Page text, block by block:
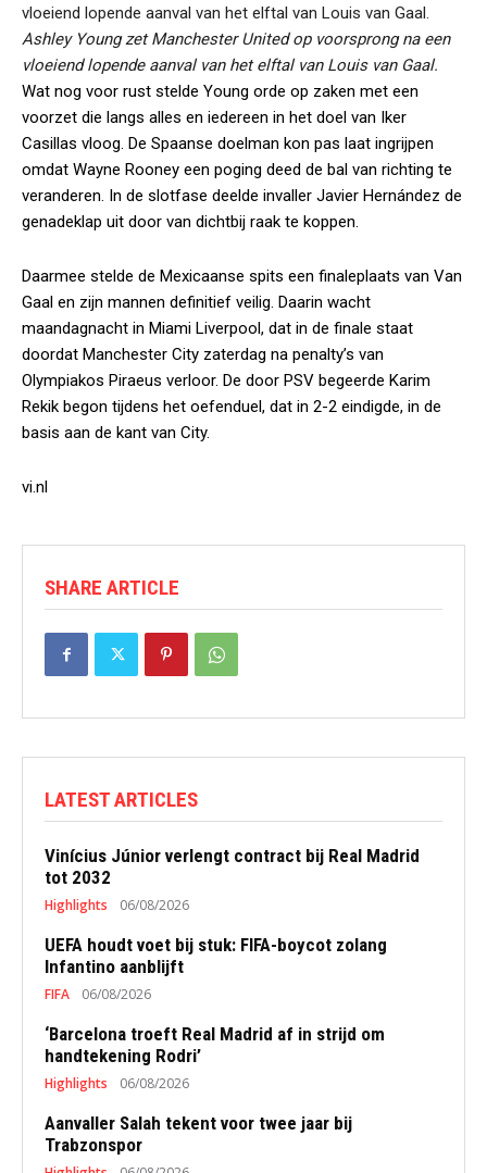
Ashley Young zet Manchester United op voorsprong na een
vloeiend lopende aanval van het elftal van Louis van Gaal.
Wat nog voor rust stelde Young orde op zaken met een
voorzet die langs alles en iedereen in het doel van Iker
Casillas vloog. De Spaanse doelman kon pas laat ingrijpen
omdat Wayne Rooney een poging deed de bal van richting te
veranderen. In de slotfase deelde invaller Javier Hernández de
genadeklap uit door van dichtbij raak te koppen.
Daarmee stelde de Mexicaanse spits een finaleplaats van Van
Gaal en zijn mannen definitief veilig. Daarin wacht
maandagnacht in Miami Liverpool, dat in de finale staat
doordat Manchester City zaterdag na penalty’s van
Olympiakos Piraeus verloor. De door PSV begeerde Karim
Rekik begon tijdens het oefenduel, dat in 2-2 eindigde, in de
basis aan de kant van City.
vi.nl
SHARE ARTICLE
LATEST ARTICLES
Vinícius Júnior verlengt contract bij Real Madrid
tot 2032
Highlights 06/08/2026
UEFA houdt voet bij stuk: FIFA-boycot zolang
Infantino aanblijft
FIFA 06/08/2026
‘Barcelona troeft Real Madrid af in strijd om
handtekening Rodri’
Highlights 06/08/2026
Aanvaller Salah tekent voor twee jaar bij
Trabzonspor